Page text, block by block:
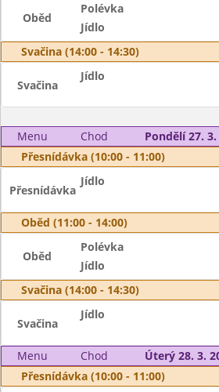
Oběd
Polévka
Jídlo
Svačina (14:00 - 14:30)
Svačina
Jídlo
Menu Chod
Pondělí 27. 3.
Přesnídávka (10:00 - 11:00)
Přesnídávka
Jídlo
Oběd (11:00 - 14:00)
Oběd
Polévka
Jídlo
Svačina (14:00 - 14:30)
Svačina
Jídlo
Menu Chod
Úterý 28. 3.
Přesnídávka (10:00 - 11:00)